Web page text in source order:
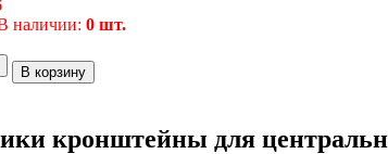
наличии: 0 шт.
кронштейны для